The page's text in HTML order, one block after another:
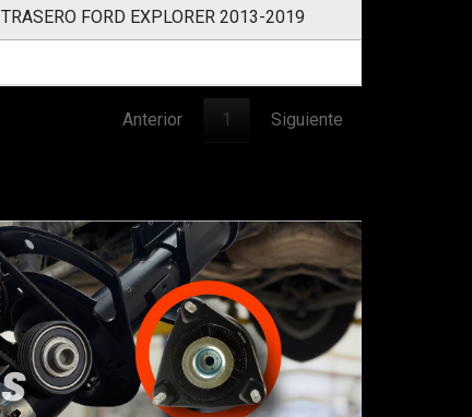
FORD EXPLORER 2013-2019
Anterior 1 Siguiente